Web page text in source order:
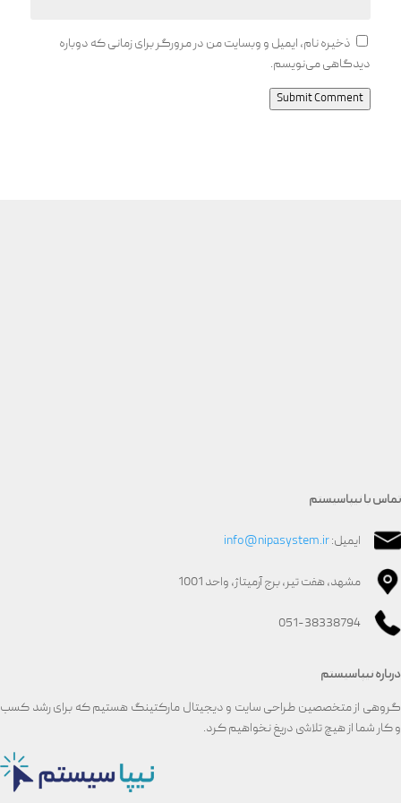
ذخیره نام، ایمیل و وبسایت من در مرورگر برای زمانی که دوباره
دیدگاهی می‌نویسم.
Submit Comment
تماس با نیپاسیستم
ایمیل:info@nipasystem.ir
مشهد، هفت تیر، برج آرمیتاژ، واحد 1001
051-38338794
درباره نیپاسیستم
گروهی از متخصصین طراحی سایت و دیجیتال مارکتینگ هستیم که برای رشد کسب
و کار شما از هیچ تلاشی دریغ نخواهیم کرد.